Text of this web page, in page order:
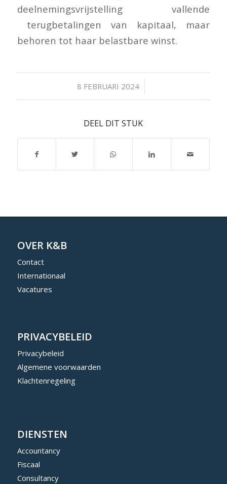
deelnemingsvrijstelling vallende
terugbetalingen van kapitaal, maar
behoren tot haar belastbare winst.
8 FEBRUARI 2024
/
DEEL DIT STUK
OVER K&B
Contact
Internationaal
Vacatures
PRIVACYBELEID
Privacybeleid
Algemene voorwaarden
Klachtenregeling
DIENSTEN
Accountancy
Fiscaal
Consultancy